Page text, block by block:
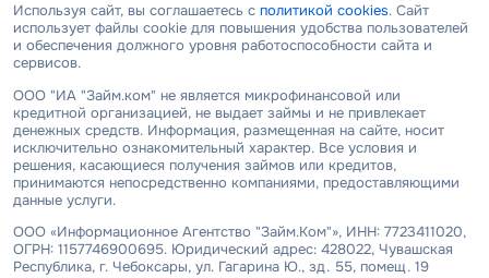
Используя сайт, вы соглашаетесь с политикой cookies. Сайт
использует файлы cookie для повышения удобства пользователей
и обеспечения должного уровня работоспособности сайта и
сервисов.
ООО "ИА "Займ.ком" не является микрофинансовой или
кредитной организацией, не выдает займы и не привлекает
денежных средств. Информация, размещенная на сайте, носит
исключительно ознакомительный характер. Все условия и
решения, касающиеся получения займов или кредитов,
принимаются непосредственно компаниями, предоставляющими
данные услуги.
ООО «Информационное Агентство "Займ.Ком"», ИНН: 7723411020,
ОГРН: 1157746900695. Юридический адрес: 428022, Чувашская
Республика, г. Чебоксары, ул. Гагарина Ю., зд. 55, помещ. 19